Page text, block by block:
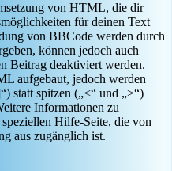
von HTML, die dir
für deinen Text
von BBCode werden durch
können jedoch auch
Beitrag deaktiviert werden.
aufgebaut, jedoch werden
statt spitzen („<“ und „>“)
Informationen zu
Hilfe-Seite, die von
aus zugänglich ist.